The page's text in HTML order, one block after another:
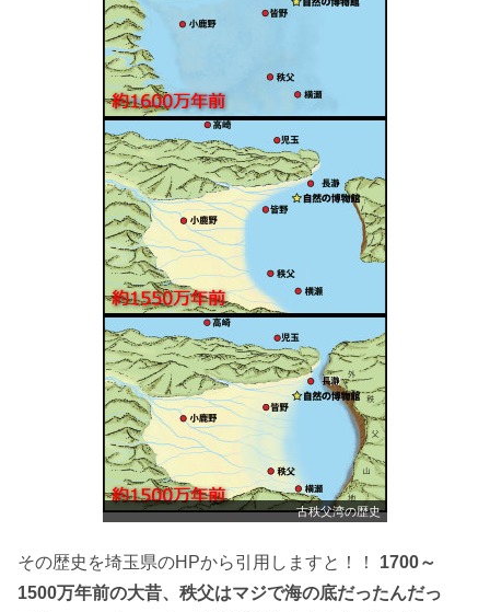
古秩父湾の歴史
その歴史を埼玉県のHPから引用しますと！！ 1700～
1500万年前の大昔、秩父はマジで海の底だったんだっ